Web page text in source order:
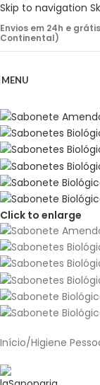
Skip to navigation
Envios em 24h e
Continental)
MENU
Click to enlarge
Início/Higiene